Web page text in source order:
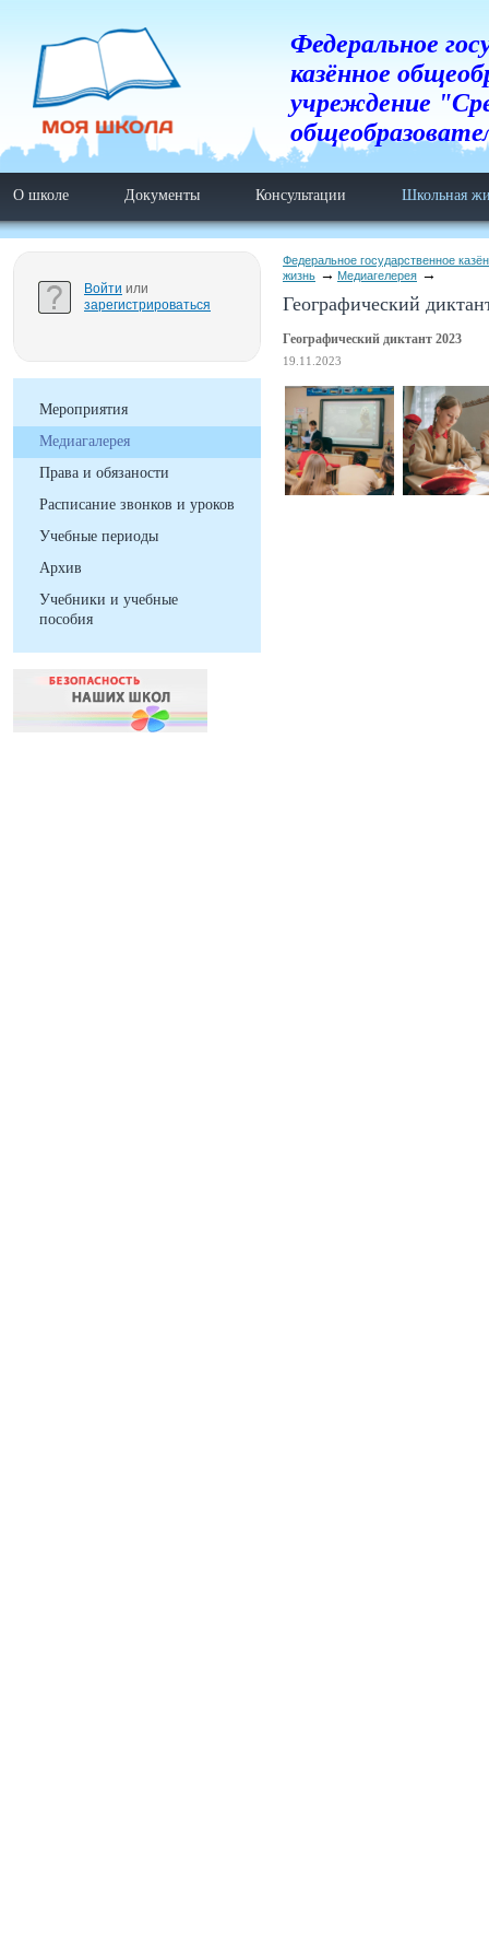
Федеральное
казённое
учреждение
О школе Документы Консультации Школьная
Войти или
зарегистрироваться
Мероприятия
Медиагалерея
Права и обязаности
Расписание звонков и уроков
Учебные периоды
Архив
Учебники и учебные
пособия
Федеральное государственное
жизнь
Медиагелерея
Географический
Географический диктант 2023
19.11.2023